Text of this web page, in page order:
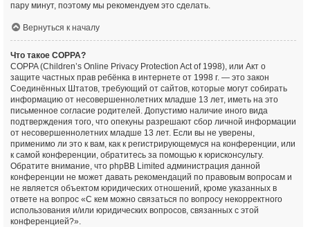
пару минут, поэтому мы рекомендуем это сделать.
Вернуться к началу
Что такое COPPA?
COPPA (Children’s Online Privacy Protection Act of 1998), или Акт о
защите частных прав ребёнка в интернете от 1998 г. — это закон
Соединённых Штатов, требующий от сайтов, которые могут собирать
информацию от несовершеннолетних младше 13 лет, иметь на это
письменное согласие родителей. Допустимо наличие иного вида
подтверждения того, что опекуны разрешают сбор личной информации
от несовершеннолетних младше 13 лет. Если вы не уверены,
применимо ли это к вам, как к регистрирующемуся на конференции, или
к самой конференции, обратитесь за помощью к юрисконсульту.
Обратите внимание, что phpBB Limited администрация данной
конференции не может давать рекомендаций по правовым вопросам и
не является объектом юридических отношений, кроме указанных в
ответе на вопрос «С кем можно связаться по вопросу некорректного
использования и/или юридических вопросов, связанных с этой
конференцией?».